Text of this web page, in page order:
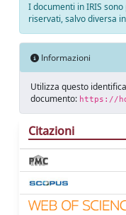
I documenti in IRIS
riservati, salvo diversa
Informazioni
Utilizza questo
documento: https://
Citazioni